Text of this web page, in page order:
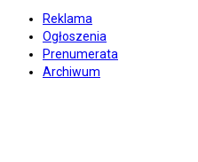
Reklama
Ogłoszenia
Prenumerata
Archiwum